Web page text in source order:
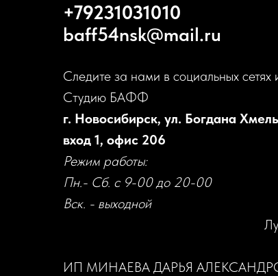
+79231031010
baff54nsk@mail.ru
Следите за нами в социальных сетях
Студию БАФФ
г. Новосибирск, ул. Богдана
вход 1, офис 206
Режим работы:
Пн.- Сб. с 9-00 до 20-00
Вск. - выходной
ИП МИНАЕВА ДАРЬЯ